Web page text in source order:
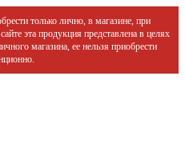
только лично, в магазине, при
эта продукция представлена в целях
магазина, ее нельзя приобрести